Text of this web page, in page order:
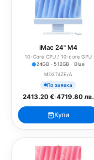
iMac 24" M4
10-Core CPU / 10-core GPU
24GB · 512GB · Blue
MD2T4ZE/A
По заявка
2413.20 €/4719.80 лв.
Купи